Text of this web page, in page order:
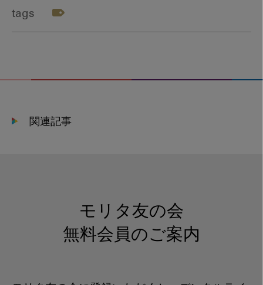
tags
関連記事
モリタ友の会
無料会員のご案内